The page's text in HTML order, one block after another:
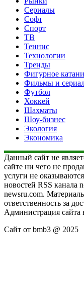
Сериалы
Софт
Спорт
ТВ
Теннис
Технологии
Тренды
Фигурное
Фильмы и
Футбол
Хоккей
Шахматы
Шоу-бизнес
Экология
Экономика
Данный сайт не
сайте ни чего не
услуги не
новостей RSS канала
newsru.com.
ответственность за
Администрация сайта
Сайт от bmb3 @ 2025